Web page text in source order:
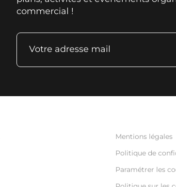
commercial !
Votre adresse mail
Mentions légales
Politique de
Paramétrer les